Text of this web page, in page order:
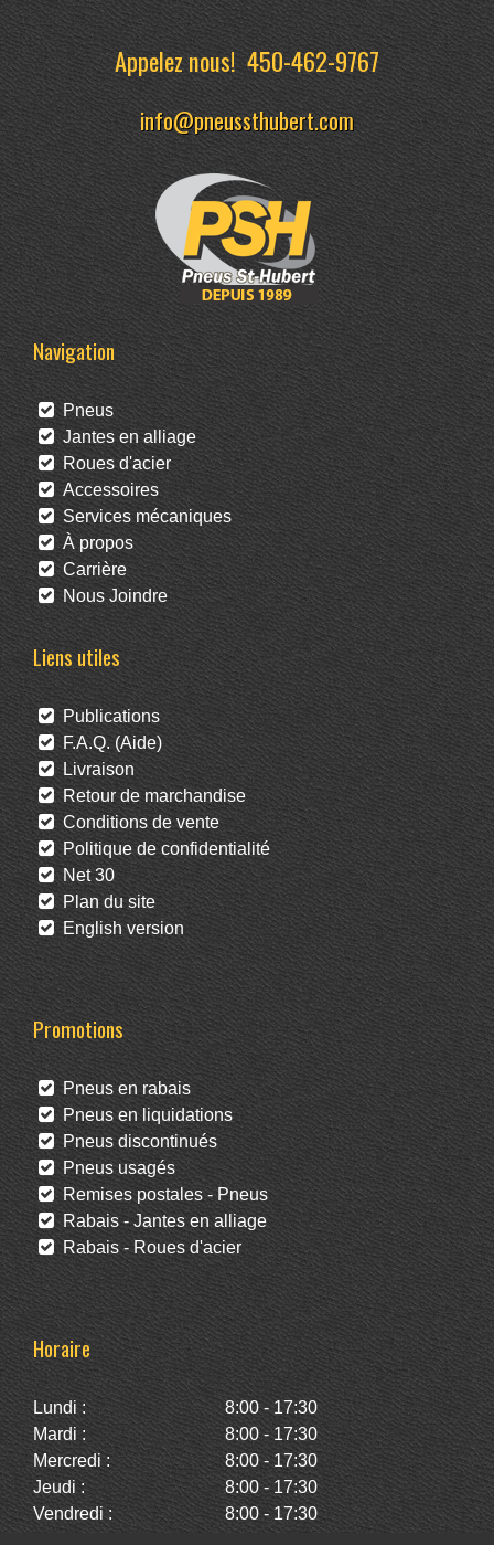
Appelez nous!450-462-9767
info@pneussthubert.com
Navigation
Pneus
Jantes en alliage
Roues d'acier
Accessoires
Services mécaniques
À propos
Carrière
Nous Joindre
Liens utiles
Publications
F.A.Q. (Aide)
Livraison
Retour de marchandise
Conditions de vente
Politique de confidentialité
Net 30
Plan du site
English version
Promotions
Pneus en rabais
Pneus en liquidations
Pneus discontinués
Pneus usagés
Remises postales - Pneus
Rabais - Jantes en alliage
Rabais - Roues d'acier
Horaire
Lundi :
8:00 - 17:30
Mardi :
8:00 - 17:30
Mercredi :
8:00 - 17:30
Jeudi :
8:00 - 17:30
Vendredi :
8:00 - 17:30